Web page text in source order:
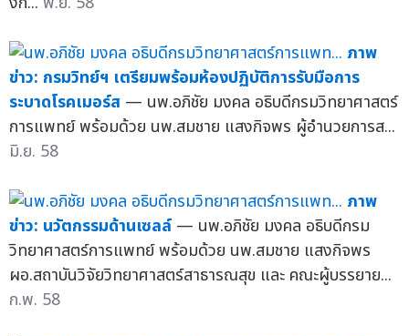
ภาพ
ข่าว: กรมวิทย์ฯ เตรียมพร้อมห้องปฏิบัติการรับมือการ
ระบาดโรคเมอร์ส — นพ.อภิชัย มงคล อธิบดีกรมวิทยาศาสตร์
การแพทย์ พร้อมด้วย นพ.สมชาย แสงกิจพร ผู้อำนวยการส...
มิ.ย. 58
ภาพ
ข่าว: นวัตกรรมด้านเซลล์ — นพ.อภิชัย มงคล อธิบดีกรม
วิทยาศาสตร์การแพทย์ พร้อมด้วย นพ.สมชาย แสงกิจพร
ผอ.สถาบันวิจัยวิทยาศาสตร์สาธารณสุข และ คณะผู้บรรยาย...
ก.พ. 58